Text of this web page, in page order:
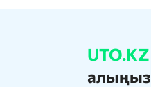
UTO.KZ
алыңыз